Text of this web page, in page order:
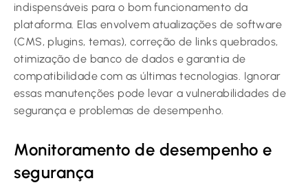
indispensáveis para o bom funcionamento da
plataforma. Elas envolvem atualizações de software
(CMS, plugins, temas), correção de links quebrados,
otimização de banco de dados e garantia de
compatibilidade com as últimas tecnologias. Ignorar
essas manutenções pode levar a vulnerabilidades de
segurança e problemas de desempenho.
Monitoramento de desempenho e
segurança